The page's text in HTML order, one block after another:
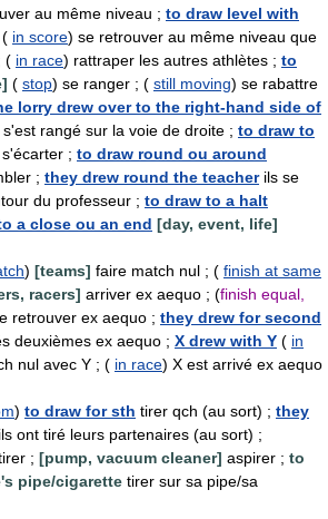
au même niveau ; to draw level with
( in score) se retrouver au même niveau que
( in race) rattraper les autres athlètes ; to
( stop) se ranger ; ( still moving) se rabattre
lorry drew over to the right-hand side of
s'est rangé sur la voie de droite ; to draw to
s'écarter ; to draw round ou around
; they drew round the teacherils se
du professeur ; to draw to a halt
a close ou an end [day, event, life]
) [teams] faire match nul ; ( finish at same
racers] arriver ex aequo ; (finish equal,
retrouver ex aequo ; they drew for second
deuxièmes ex aequo ; X drew with Y ( in
nul avec Y ; ( in race) X est arrivé ex aequo
) to draw for sth tirer qch (au sort) ; they
ils ont tiré leurs partenaires (au sort) ;
; [pump, vacuum cleaner] aspirer ; to
pipe/cigarette tirer sur sa pipe/sa